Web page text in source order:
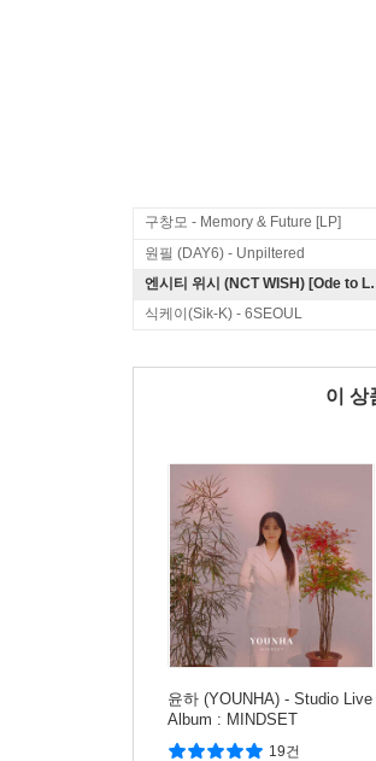
구창모 - Memory & Future [LP]
원필 (DAY6) - Unpiltered
엔시티 위
식케이(Sik-K) - 6SEOUL
이 상
윤하 (YOUNHA) - Studio Live
Album : MINDSET
19건